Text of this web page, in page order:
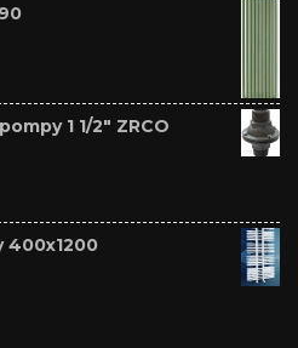
1 1/2" ZRCO
400x1200